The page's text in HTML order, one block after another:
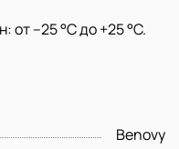
от –25 °C до +25 °C.
Benovy